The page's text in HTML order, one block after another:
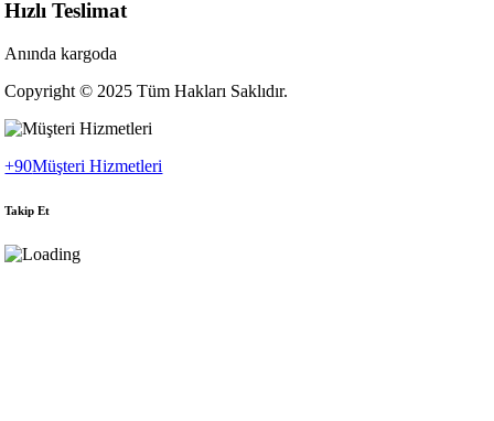
Hızlı Teslimat
Anında kargoda
Copyright © 2025 Tüm Hakları Saklıdır.
+90Müşteri Hizmetleri
Takip Et